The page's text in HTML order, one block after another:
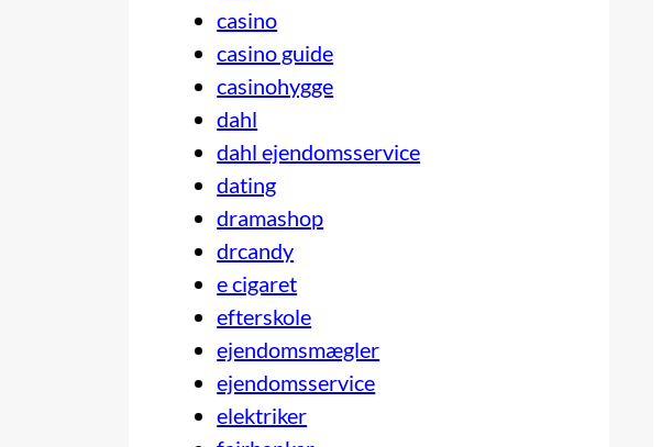
casino
casino guide
casinohygge
dahl
dahl ejendomsservice
dating
dramashop
drcandy
e cigaret
efterskole
ejendomsmægler
ejendomsservice
elektriker